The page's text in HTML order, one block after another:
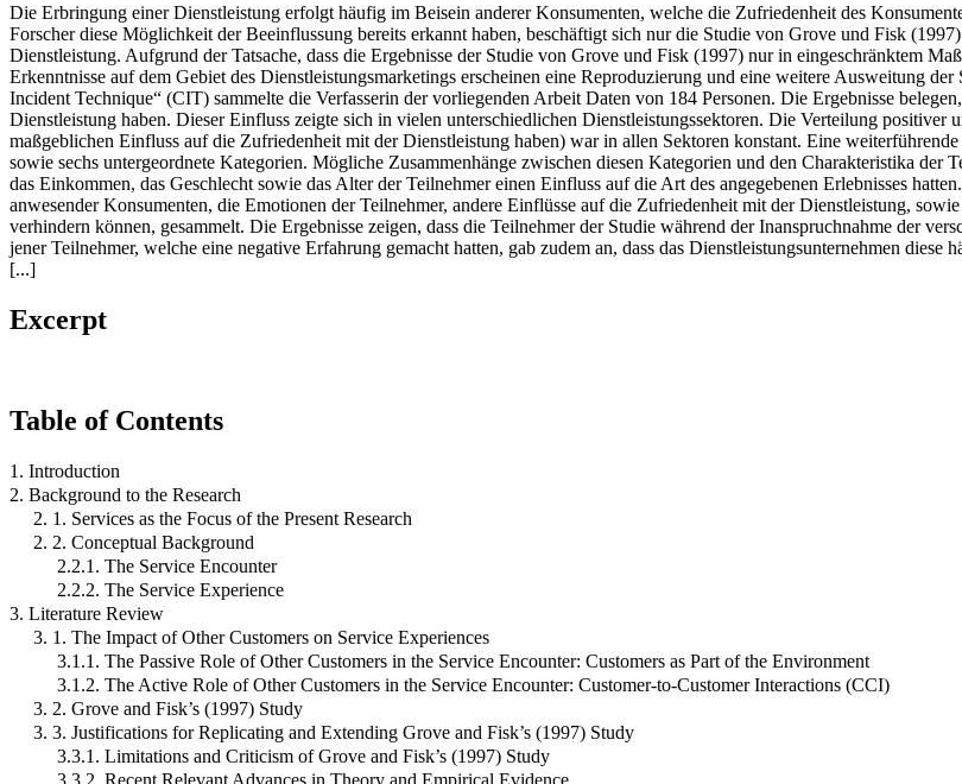
Die Erbringung einer Dienstleistung erfolgt häufig im Beisein anderer Konsumenten, welche die Zufriedenheit des
Forscher diese Möglichkeit der Beeinflussung bereits erkannt haben, beschäftigt sich nur die Studie von Grove und Fisk
Dienstleistung. Aufgrund der Tatsache, dass die Ergebnisse der Studie von Grove und Fisk (1997) nur in eingeschränktem
Erkenntnisse auf dem Gebiet des Dienstleistungsmarketings erscheinen eine Reproduzierung und eine weitere Ausweitung
Incident Technique“ (CIT) sammelte die Verfasserin der vorliegenden Arbeit Daten von 184 Personen. Die Ergebnisse
Dienstleistung haben. Dieser Einfluss zeigte sich in vielen unterschiedlichen Dienstleistungssektoren. Die Verteilung positiver
maßgeblichen Einfluss auf die Zufriedenheit mit der Dienstleistung haben) war in allen Sektoren konstant. Eine
sowie sechs untergeordnete Kategorien. Mögliche Zusammenhänge zwischen diesen Kategorien und den Charakteristika
das Einkommen, das Geschlecht sowie das Alter der Teilnehmer einen Einfluss auf die Art des angegebenen Erlebnisses
anwesender Konsumenten, die Emotionen der Teilnehmer, andere Einflüsse auf die Zufriedenheit mit der Dienstleistung,
verhindern können, gesammelt. Die Ergebnisse zeigen, dass die Teilnehmer der Studie während der Inanspruchnahme der
jener Teilnehmer, welche eine negative Erfahrung gemacht hatten, gab zudem an, dass das Dienstleistungsunternehmen diese
[...]
Excerpt
Table of Contents
1. Introduction
2. Background to the Research
2. 1. Services as the Focus of the Present Research
2. 2. Conceptual Background
2.2.1. The Service Encounter
2.2.2. The Service Experience
3. Literature Review
3. 1. The Impact of Other Customers on Service Experiences
3.1.1. The Passive Role of Other Customers in the Service Encounter: Customers as Part of the Environment
3.1.2. The Active Role of Other Customers in the Service Encounter: Customer-to-Customer Interactions (CCI)
3. 2. Grove and Fisk’s (1997) Study
3. 3. Justifications for Replicating and Extending Grove and Fisk’s (1997) Study
3.3.1. Limitations and Criticism of Grove and Fisk’s (1997) Study
3.3.2. Recent Relevant Advances in Theory and Empirical Evidence